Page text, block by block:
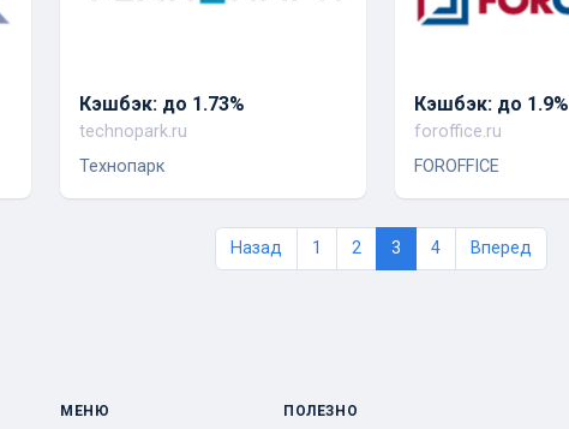
Кэшбэк: до 1.73%
technopark.ru
Технопарк
Кэшбэк: до 1.9%
foroffice.ru
FOROFFICE
Назад 1 2 3 4 Вперед
МЕНЮ ПОЛЕЗНО